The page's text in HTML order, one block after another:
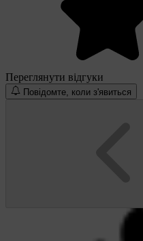
Переглянути відгуки
Повідомте, коли з'явиться